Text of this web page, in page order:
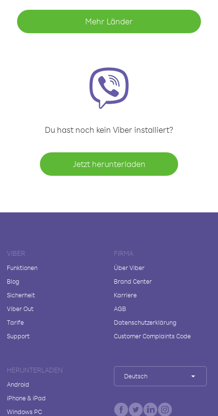
Mehr Länder
Du hast noch kein Viber installiert?
Jetzt herunterladen
VIBER
Funktionen
Blog
Sicherheit
Viber Out
Tarife
Support
FIRMA
Über Viber
Brand Center
Karriere
AGB
Datenschutzerklärung
Customer Complaints Code
HERUNTERLADEN
Android
iPhone & iPad
Windows PC
Deutsch